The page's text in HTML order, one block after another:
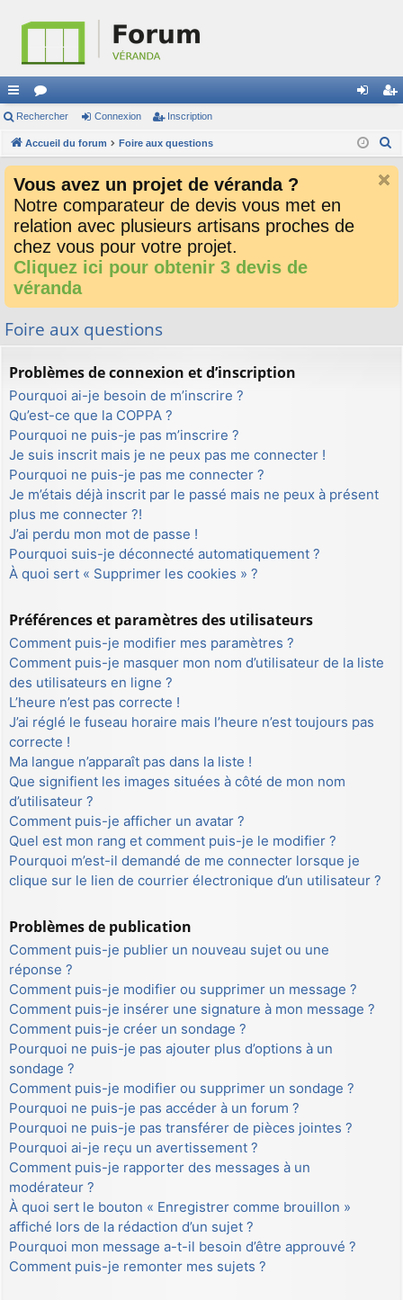
ac
co
ci
or
u
s
ne cri
Rechercher Connexion Inscription
Accueil du forum Foire aux questions
Vous avez un projet de véranda ?
Notre comparateur de devis vous met en
relation avec plusieurs artisans proches de
chez vous pour votre projet.
Cliquez ici pour obtenir 3 devis de
véranda
Foire aux questions
Problèmes de connexion et d’inscription
Pourquoi ai-je besoin de m’inscrire ?
Qu’est-ce que la COPPA ?
Pourquoi ne puis-je pas m’inscrire ?
Je suis inscrit mais je ne peux pas me connecter !
Pourquoi ne puis-je pas me connecter ?
Je m’étais déjà inscrit par le passé mais ne peux à présent
plus me connecter ?!
J’ai perdu mon mot de passe !
Pourquoi suis-je déconnecté automatiquement ?
À quoi sert « Supprimer les cookies » ?
Préférences et paramètres des utilisateurs
Comment puis-je modifier mes paramètres ?
Comment puis-je masquer mon nom d’utilisateur de la liste
des utilisateurs en ligne ?
L’heure n’est pas correcte !
J’ai réglé le fuseau horaire mais l’heure n’est toujours pas
correcte !
Ma langue n’apparaît pas dans la liste !
Que signifient les images situées à côté de mon nom
d’utilisateur ?
Comment puis-je afficher un avatar ?
Quel est mon rang et comment puis-je le modifier ?
Pourquoi m’est-il demandé de me connecter lorsque je
clique sur le lien de courrier électronique d’un utilisateur ?
Problèmes de publication
Comment puis-je publier un nouveau sujet ou une
réponse ?
Comment puis-je modifier ou supprimer un message ?
Comment puis-je insérer une signature à mon message ?
Comment puis-je créer un sondage ?
Pourquoi ne puis-je pas ajouter plus d’options à un
sondage ?
Comment puis-je modifier ou supprimer un sondage ?
Pourquoi ne puis-je pas accéder à un forum ?
Pourquoi ne puis-je pas transférer de pièces jointes ?
Pourquoi ai-je reçu un avertissement ?
Comment puis-je rapporter des messages à un
modérateur ?
À quoi sert le bouton « Enregistrer comme brouillon »
affiché lors de la rédaction d’un sujet ?
Pourquoi mon message a-t-il besoin d’être approuvé ?
Comment puis-je remonter mes sujets ?